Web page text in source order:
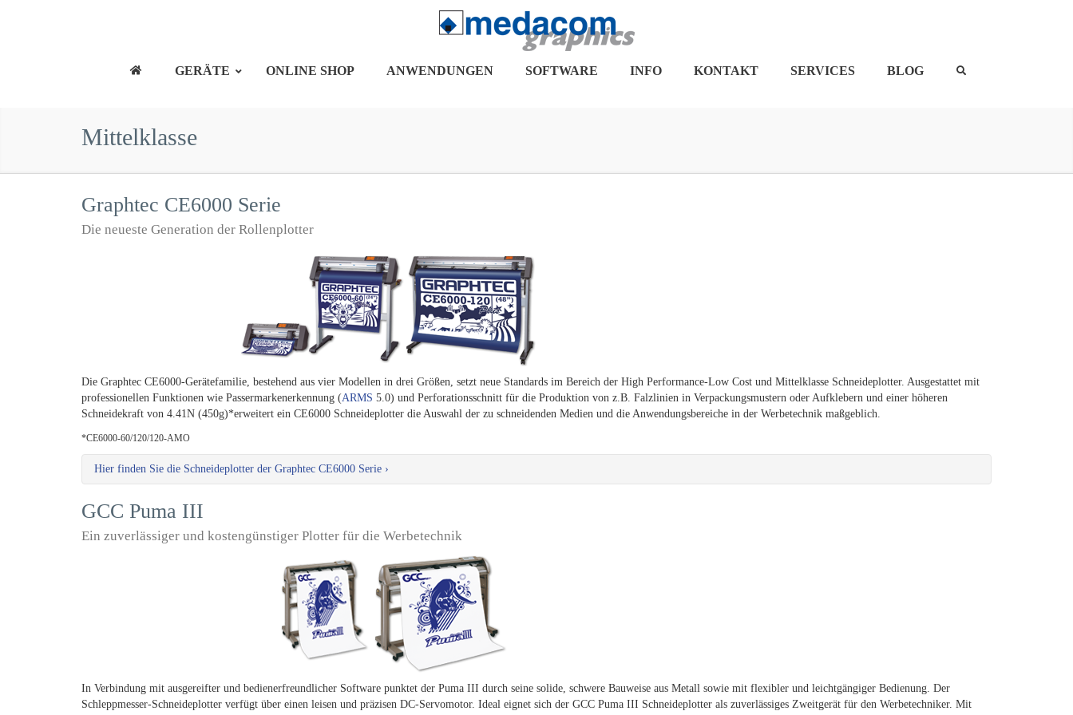
GERÄTE ONLINE SHOP ANWENDUNGEN SOFTWARE INFO KONTAKT SERVICES BLOG
Mittelklasse
Graphtec CE6000 Serie
Die neueste Generation der Rollenplotter
Die Graphtec CE6000-Gerätefamilie, bestehend aus vier Modellen in drei Größen, setzt neue Standards im Bereich der High Performance-Low Cost und Mittelklasse Schneideplotter. Ausgestattet mit
professionellen Funktionen wie Passermarkenerkennung (ARMS 5.0) und Perforationsschnitt für die Produktion von z.B. Falzlinien in Verpackungsmustern oder Aufklebern und einer höheren
Schneidekraft von 4.41N (450g)*erweitert ein CE6000 Schneideplotter die Auswahl der zu schneidenden Medien und die Anwendungsbereiche in der Werbetechnik maßgeblich.
*CE6000-60/120/120-AMO
Hier finden Sie die Schneideplotter der Graphtec CE6000 Serie ›
GCC Puma III
Ein zuverlässiger und kostengünstiger Plotter für die Werbetechnik
In Verbindung mit ausgereifter und bedienerfreundlicher Software punktet der Puma III durch seine solide, schwere Bauweise aus Metall sowie mit flexibler und leichtgängiger Bedienung. Der
Schleppmesser-Schneideplotter verfügt über einen leisen und präzisen DC-Servomotor. Ideal eignet sich der GCC Puma III Schneideplotter als zuverlässiges Zweitgerät für den Werbetechniker. Mit